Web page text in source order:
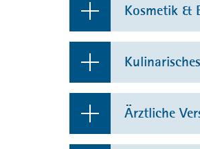
Kosmetik &
Kulinarisches
Ärztliche